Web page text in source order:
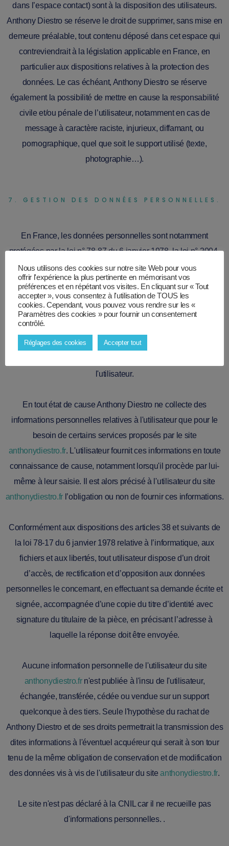
dans l’espace contact) sont à la disposition des utilisateurs.
Anthony Diestro se réserve le droit de supprimer, sans mise en
demeure préalable, tout contenu déposé dans cet espace qui
contreviendrait à la législation applicable en France, en
particulier aux dispositions relatives à la protection des
données. Le cas échéant, Anthony Diestro se réserve
également la possibilité de mettre en cause la responsabilité
civile et/ou pénale de l’utilisateur, notamment en cas de
message à caractère raciste, injurieux, diffamant, ou
pornographique, quel que soit le support utilisé (texte,
photographie…).
7. GESTION DES DONNÉES PERSONNELLES.
En France, les données personnelles sont notamment
protégées par la loi n° 78-87 du 6 janvier 1978, la loi n° 2004-
801 du 6 août 2004, l'article L. 226-13 du Code pénal et la
Directive Européenne du 24 octobre 1995.
A l'occasion de l'utilisation du siteanthonydiestro.fr, peuvent
êtres recueillies : l'URL des liens par l'intermédiaire desquels
l'utilisateur a accédé au siteanthonydiestro.fr
l'utilisateur.
En tout état de cause Anthony Diestro ne collecte des
informations personnelles relatives à l'utilisateur que pour le
besoin de certains services proposés par le site
anthonydiestro.fr. L'utilisateur fournit ces informations en toute
connaissance de cause, notamment lorsqu'il procède par lui-
même à leur saisie. Il est alors précisé à l'utilisateur du site
anthonydiestro.fr l’obligation ou non de fournir ces informations.
Conformément aux dispositions des articles 38 et suivants de
la loi 78-17 du 6 janvier 1978 relative à l’informatique, aux
fichiers et aux libertés, tout utilisateur dispose d’un droit
d’accès, de rectification et d’opposition aux données
personnelles le concernant, en effectuant sa demande écrite et
signée, accompagnée d’une copie du titre d’identité avec
signature du titulaire de la pièce, en précisant l’adresse à
laquelle la réponse doit être envoyée.
Aucune information personnelle de l'utilisateur du site
anthonydiestro.frn'est publiée à l'insu de l'utilisateur,
échangée, transférée, cédée ou vendue sur un support
quelconque à des tiers. Seule l'hypothèse du rachat de
Anthony Diestro et de ses droits permettrait la transmission des
dites informations à l'éventuel acquéreur qui serait à son tour
tenu de la même obligation de conservation et de modification
des données vis à vis de l'utilisateur du siteanthonydiestro.fr.
Le site n'est pas déclaré à la CNIL car il ne recueille pas
d'informations personnelles. .
Nous utilisons des cookies sur notre site Web pour vous
offrir l'expérience la plus pertinente en mémorisant vos
préférences et en répétant vos visites. En cliquant sur « Tout
accepter », vous consentez à l'utilisation de TOUS les
cookies. Cependant, vous pouvez vous rendre sur les «
Paramètres des cookies » pour fournir un consentement
contrôlé.
Réglages des cookies Accepter tout